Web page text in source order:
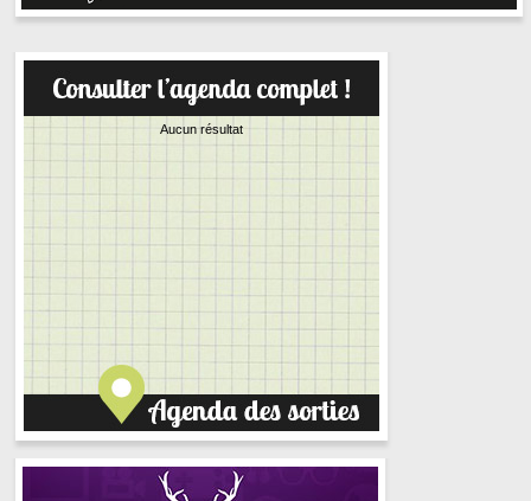
Aucun résultat